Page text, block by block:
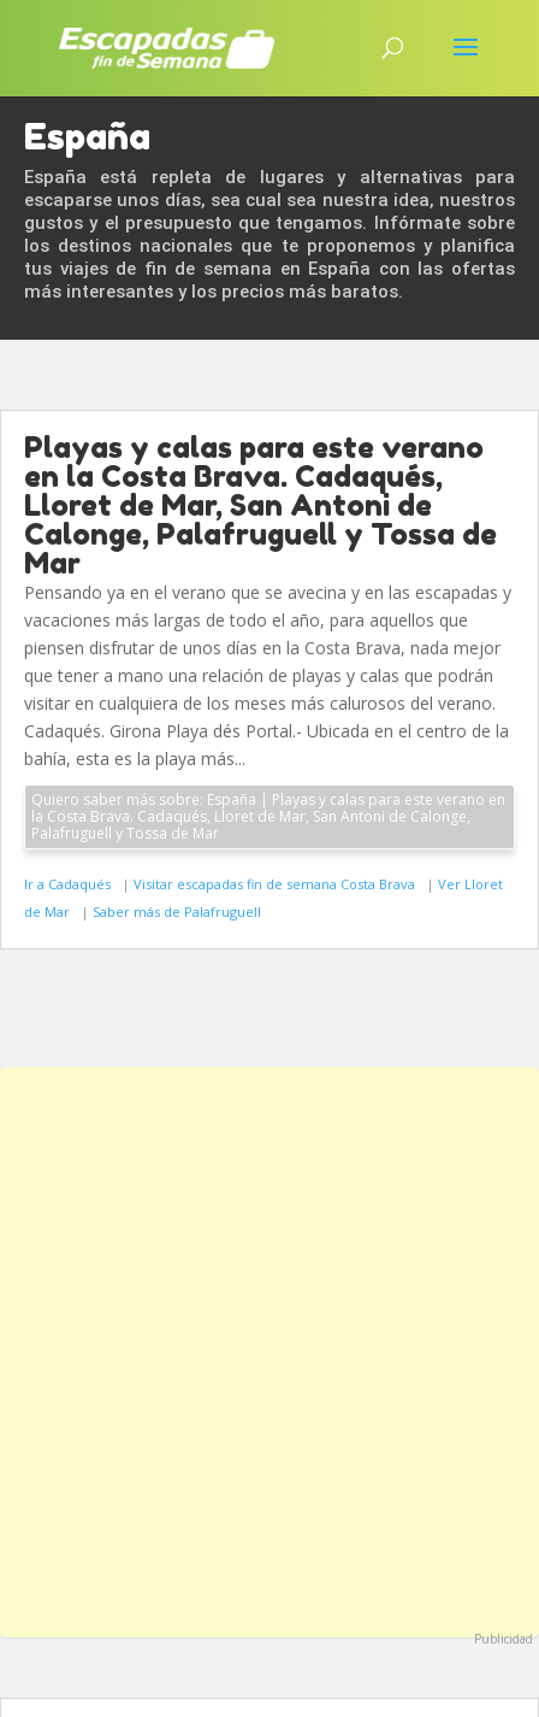
España
España está repleta de lugares y alternativas para
escaparse unos días, sea cual sea nuestra idea, nuestros
gustos y el presupuesto que tengamos. Infórmate sobre
los destinos nacionales que te proponemos y planifica
tus viajes de fin de semana en España con las ofertas
más interesantes y los precios más baratos.
Playas y calas para este verano
en la Costa Brava. Cadaqués,
Lloret de Mar, San Antoni de
Calonge, Palafruguell y Tossa de
Mar
Pensando ya en el verano que se avecina y en las escapadas y
vacaciones más largas de todo el año, para aquellos que
piensen disfrutar de unos días en la Costa Brava, nada mejor
que tener a mano una relación de playas y calas que podrán
visitar en cualquiera de los meses más calurosos del verano.
Cadaqués. Girona Playa dés Portal.- Ubicada en el centro de la
bahía, esta es la playa más...
Quiero saber más sobre: España | Playas y calas para este verano en
la Costa Brava. Cadaqués, Lloret de Mar, San Antoni de Calonge,
Palafruguell y Tossa de Mar
Ir a Cadaqués | Visitar escapadas fin de semana Costa Brava | Ver Lloret
de Mar
| Saber más de Palafruguell
Publicidad